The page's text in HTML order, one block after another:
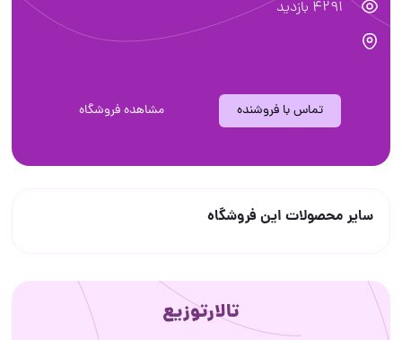
4291 بازدید
تماس با فروشنده مشاهده فروشگاه
سایر محصولات این فروشگاه
تالارتوزیع